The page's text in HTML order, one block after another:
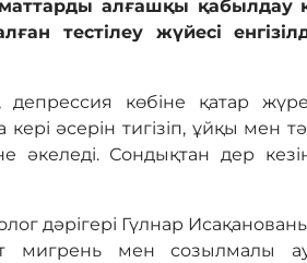
алғашқы қабылдау
тестілеу жүйесі
көбіне қатар
әсерін тигізіп, ұйқы мен
әкеледі. Сондықтан дер
дәрігері Гүлнар
мигрень мен созылмалы